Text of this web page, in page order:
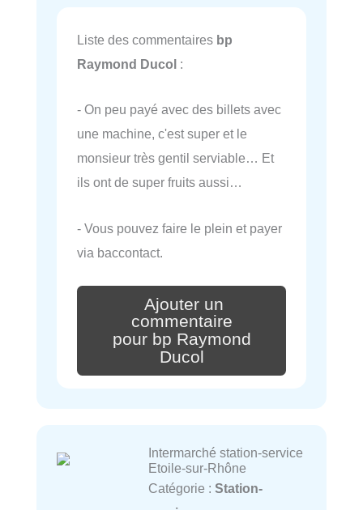
Liste des commentaires bp
Raymond Ducol :
- On peu payé avec des billets avec
une machine, c'est super et le
monsieur très gentil serviable… Et
ils ont de super fruits aussi…
- Vous pouvez faire le plein et payer
via baccontact.
Ajouter un
commentaire
pour bp Raymond
Ducol
Intermarché station-service
Etoile-sur-Rhône
Catégorie : Station-